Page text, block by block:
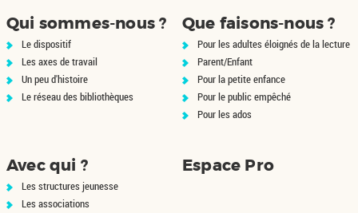
dont le Japon est le pays
adoptif, est reb...
Qui sommes-nous ?
Le dispositif
Les axes de travail
Un peu d'histoire
Le réseau des bibliothèques
Que faisons-nous ?
Pour les adultes éloignés de la lecture
Parent/Enfant
Pour la petite enfance
Pour le public empêché
Pour les ados
Avec qui ?
Les structures jeunesse
Les associations
Espace Pro